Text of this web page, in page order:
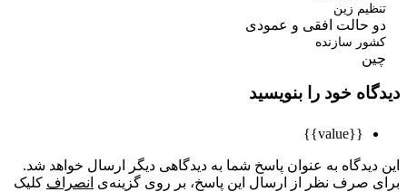
زین
حالت افقی و عمودی
سازنده
خود را بنویسید
به عنوان پاسخ شما به دیدگاهی دیگر ارسال خواهد شد.
صرف نظر از ارسال این پاسخ، بر روی گزینه‌ی انصرافکلیک